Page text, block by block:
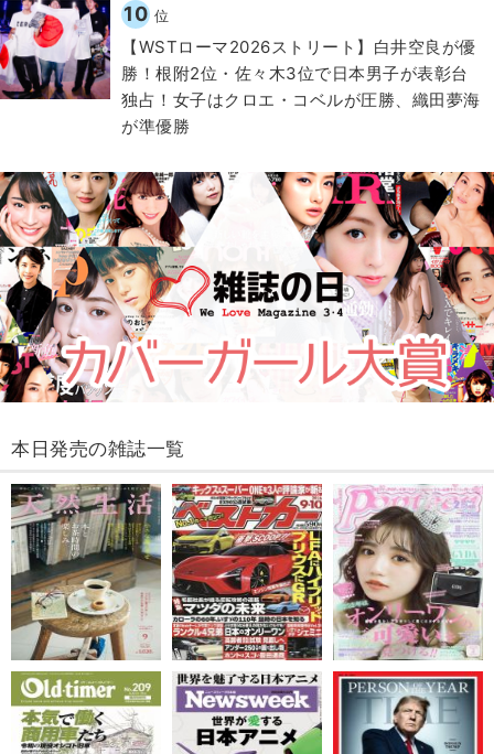
10 位
【WSTローマ2026ストリート】白井空良が優
勝！根附2位・佐々木3位で日本男子が表彰台
独占！女子はクロエ・コベルが圧勝、織田夢海
が準優勝
本日発売の雑誌一覧